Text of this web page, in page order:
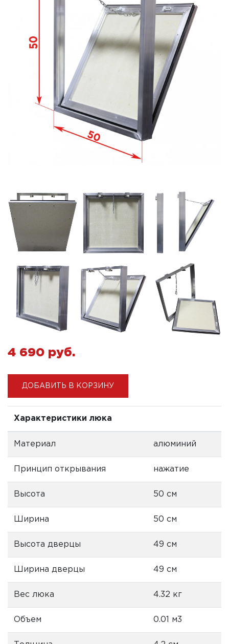
4 690 pуб.
ДОБАВИТЬ В КОРЗИНУ
Характеристики люка
Материал алюминий
Принцип открывания нажатие
Высота 50 см
Ширина 50 см
Высота дверцы 49 см
Ширина дверцы 49 см
Вес люка 4.32 кг
Объем 0.01 м3